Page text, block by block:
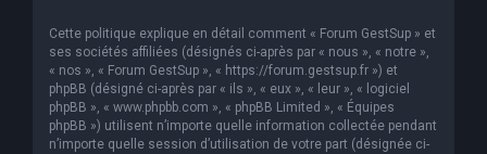
Cette politique explique en détail comment « Forum GestSup » et
ses sociétés affiliées (désignés ci-après par « nous », « notre »,
« nos », « Forum GestSup », « https://forum.gestsup.fr ») et
phpBB (désigné ci-après par « ils », « eux », « leur », « logiciel
phpBB », « www.phpbb.com », « phpBB Limited », « Équipes
phpBB ») utilisent n’importe quelle information collectée pendant
n’importe quelle session d’utilisation de votre part (désignée ci-